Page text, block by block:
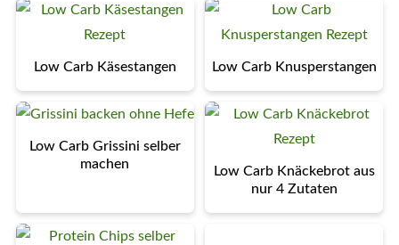
Low Carb Käsestangen Low Carb Knusperstangen
Low Carb Grissini selber
machen
Low Carb Knäckebrot aus
nur 4 Zutaten